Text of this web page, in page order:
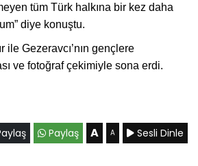
tüm Türk halkına bir kez daha
diye konuştu.
ile Gezeravcı’nın gençlere
ve fotoğraf çekimiyle sona erdi.
Paylaş A A Sesli Dinle